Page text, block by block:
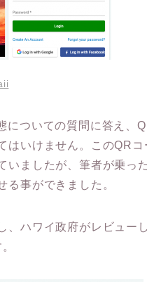
ついての質問に答え、
はいけません。このQRコ
いましたが、筆者が乗っ
事ができました。
、ハワイ政府がレビュー